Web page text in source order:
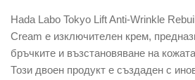
Hada Labo Tokyo Lift Anti-Wrinkle
Cream е изключителен крем,
бръчките и възстановяване на
Този двоен продукт е създаден с